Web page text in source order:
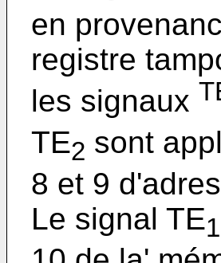
en
registre
les signaux
TE2 sont
8 et 9
Le signal TE1